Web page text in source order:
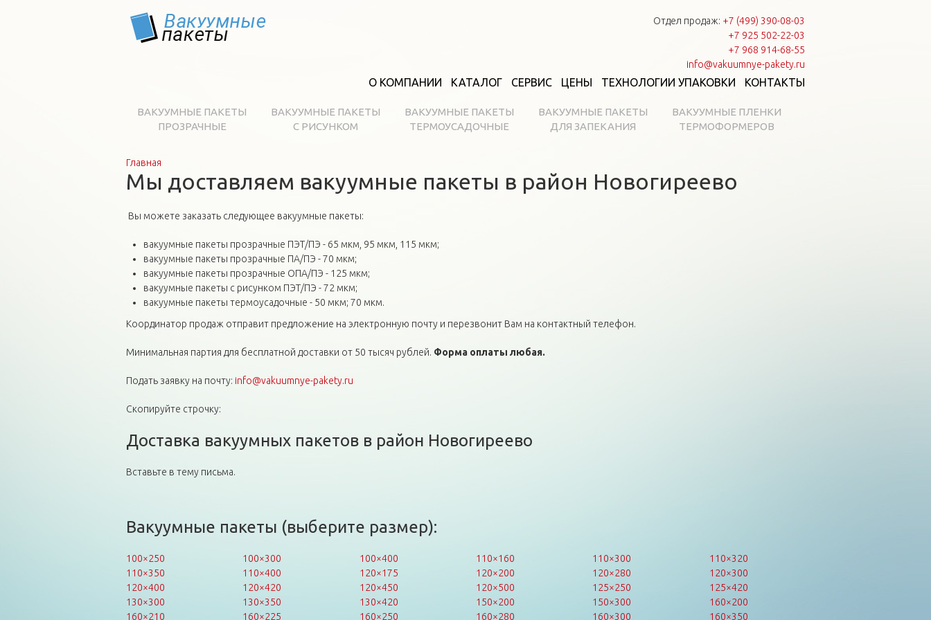
Отдел продаж: +7 (499) 390-08-03
+7 925 502-22-03
+7 968 914-68-55
info@vakuumnye-pakety.ru
О КОМПАНИИ КАТАЛОГ СЕРВИС ЦЕНЫ ТЕХНОЛОГИИ УПАКОВКИ КОНТАКТЫ
ВАКУУМНЫЕ ПАКЕТЫ
ПРОЗРАЧНЫЕ
ВАКУУМНЫЕ ПАКЕТЫ
С РИСУНКОМ
ВАКУУМНЫЕ ПАКЕТЫ
ТЕРМОУСАДОЧНЫЕ
ВАКУУМНЫЕ ПАКЕТЫ
ДЛЯ ЗАПЕКАНИЯ
ВАКУУМНЫЕ ПЛЕНКИ
ТЕРМОФОРМЕРОВ
Вы здесь
Главная
Мы доставляем вакуумные пакеты в район Новогиреево
Вы можете заказать следующее вакуумные пакеты:
вакуумные пакеты прозрачные ПЭТ/ПЭ - 65 мкм, 95 мкм, 115 мкм;
вакуумные пакеты прозрачные ПА/ПЭ - 70 мкм;
вакуумные пакеты прозрачные ОПА/ПЭ - 125 мкм;
вакуумные пакеты с рисунком ПЭТ/ПЭ - 72 мкм;
вакуумные пакеты термоусадочные - 50 мкм; 70 мкм.
Координатор продаж отправит предложение на электронную почту и перезвонит Вам на контактный телефон.
Минимальная партия для бесплатной доставки от 50 тысяч рублей. Форма оплаты любая.
Подать заявку на почту: info@vakuumnye-pakety.ru
Скопируйте строчку:
Доставка вакуумных пакетов в район Новогиреево
Вставьте в тему письма.
Вакуумные пакеты (выберите размер):
100×250 100×300 100×400 110×160 110×300
110×320
110×350
110×400 120×175 120×200 120×280
120×300
120×400
120×420 120×450 120×500 125×250
125×420
130×300
130×350 130×420 150×200 150×300
160×200
160×210
160×225 160×250 160×280 160×300 160×350